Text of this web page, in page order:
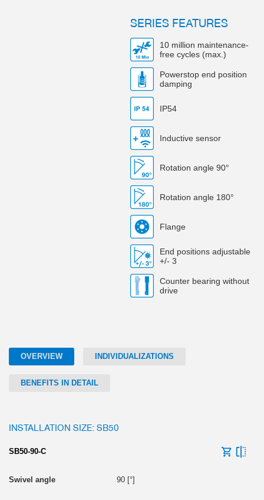
SERIES FEATURES
10 million maintenance-
free cycles (max.)
Powerstop end position
damping
IP54
Inductive sensor
Rotation angle 90°
Rotation angle 180°
Flange
End positions adjustable
+/- 3
Counter bearing without
drive
OVERVIEW INDIVIDUALIZATIONS
BENEFITS IN DETAIL
INSTALLATION SIZE: SB50
SB50-90-C
90 [°]